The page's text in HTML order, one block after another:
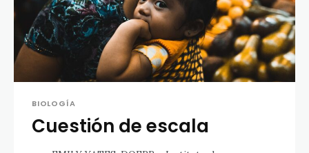
BIOLOGÍA
Cuestión de escala